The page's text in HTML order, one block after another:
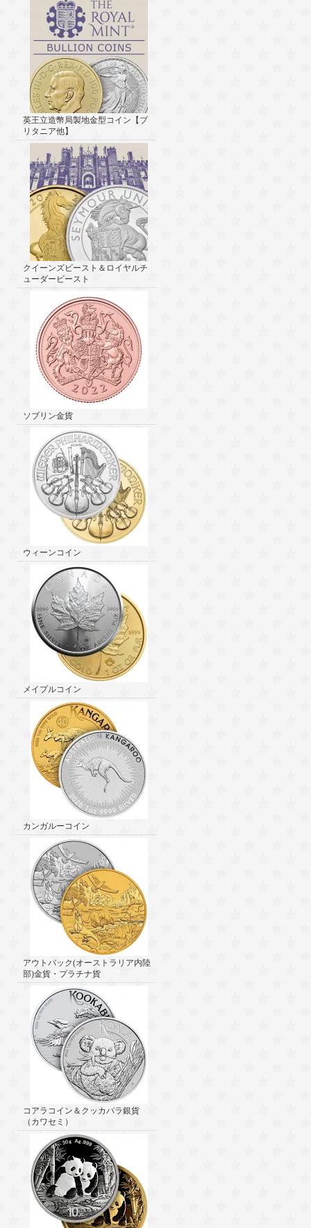
英王立造幣局製地金型コイン【ブ
リタニア他】
クイーンズビースト＆ロイヤルチ
ューダービースト
ソブリン金貨
ウィーンコイン
メイプルコイン
カンガルーコイン
アウトバック(オーストラリア内陸
部)金貨・プラチナ貨
コアラコイン＆クッカバラ銀貨
（カワセミ）